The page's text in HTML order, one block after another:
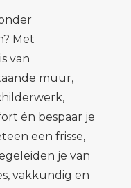
Met
van
muur,
én bespaar je
een frisse,
je van
vakkundig en